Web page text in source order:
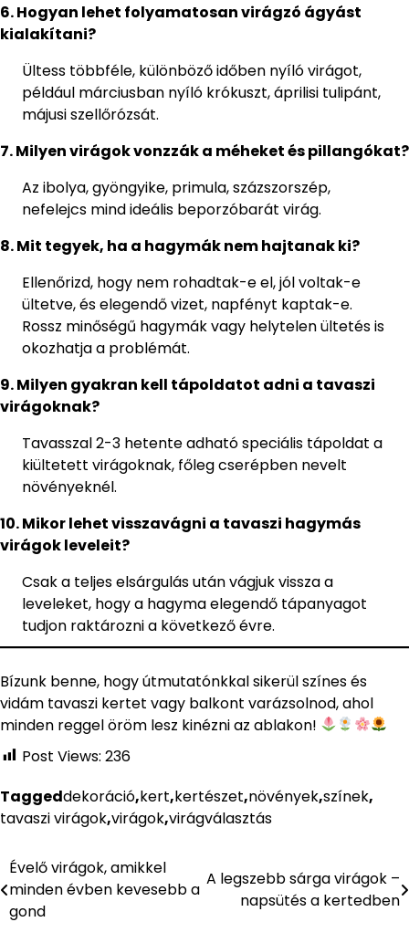
6. Hogyan lehet folyamatosan virágzó ágyást
kialakítani?
Ültess többféle, különböző időben nyíló virágot,
például márciusban nyíló krókuszt, áprilisi tulipánt,
májusi szellőrózsát.
7. Milyen virágok vonzzák a méheket és pillangókat?
Az ibolya, gyöngyike, primula, százszorszép,
nefelejcs mind ideális beporzóbarát virág.
8. Mit tegyek, ha a hagymák nem hajtanak ki?
Ellenőrizd, hogy nem rohadtak-e el, jól voltak-e
ültetve, és elegendő vizet, napfényt kaptak-e.
Rossz minőségű hagymák vagy helytelen ültetés is
okozhatja a problémát.
9. Milyen gyakran kell tápoldatot adni a tavaszi
virágoknak?
Tavasszal 2-3 hetente adható speciális tápoldat a
kiültetett virágoknak, főleg cserépben nevelt
növényeknél.
10. Mikor lehet visszavágni a tavaszi hagymás
virágok leveleit?
Csak a teljes elsárgulás után vágjuk vissza a
leveleket, hogy a hagyma elegendő tápanyagot
tudjon raktározni a következő évre.
Bízunk benne, hogy útmutatónkkal sikerül színes és
vidám tavaszi kertet vagy balkont varázsolnod, ahol
minden reggel öröm lesz kinézni az ablakon!
Post Views: 236
Taggeddekoráció,kert,kertészet,növények,színek,
tavaszi virágok,virágok,virágválasztás
Bejegyzés
navigáció
Évelő virágok, amikkel
minden évben kevesebb a
gond
A legszebb sárga virágok –
napsütés a kertedben